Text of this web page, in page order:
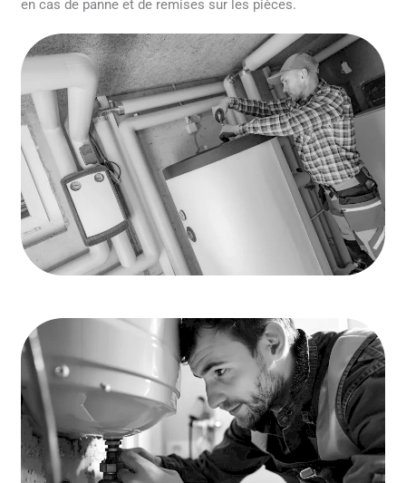
en cas de panne et de remises sur les pièces.